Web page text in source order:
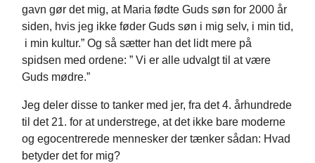
gavn gør det mig, at Maria fødte Guds søn for 2000 år
siden, hvis jeg ikke føder Guds søn i mig selv, i min tid,
i min kultur.” Og så sætter han det lidt mere på
spidsen med ordene: ” Vi er alle udvalgt til at være
Guds mødre.”
Jeg deler disse to tanker med jer, fra det 4. århundrede
til det 21. for at understrege, at det ikke bare moderne
og egocentrerede mennesker der tænker sådan: Hvad
betyder det for mig?